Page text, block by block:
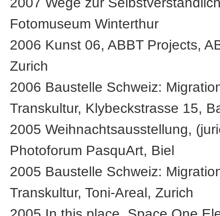
Fotomuseum Winterthur
2006 Kunst 06, ABBT Projects,
Zurich
2006 Baustelle Schweiz:
Transkultur, Klybeckstrasse 15,
2005 Weihnachtsausstellung,
Photoforum PasquArt, Biel
2005 Baustelle Schweiz:
Transkultur, Toni-Areal, Zurich